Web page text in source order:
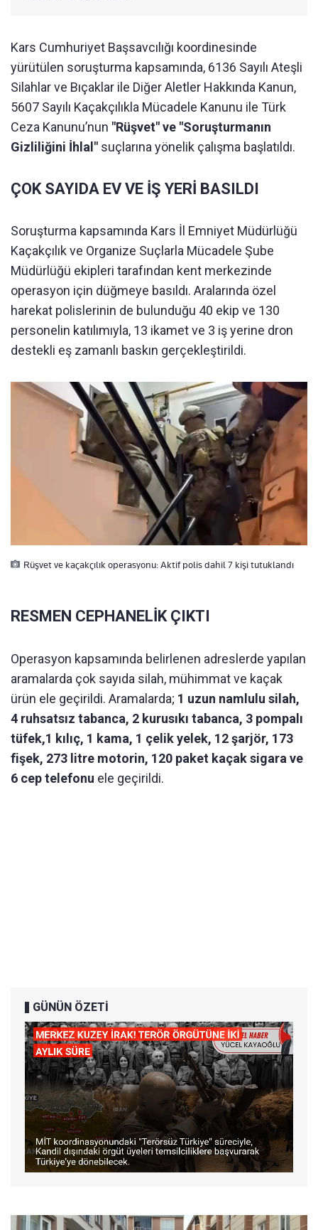
Kars Cumhuriyet Başsavcılığı koordinesinde
yürütülen soruşturma kapsamında, 6136 Sayılı Ateşli
Silahlar ve Bıçaklar ile Diğer Aletler Hakkında Kanun,
5607 Sayılı Kaçakçılıkla Mücadele Kanunu ile Türk
Ceza Kanunu’nun "Rüşvet" ve "Soruşturmanın
Gizliliğini İhlal" suçlarına yönelik çalışma başlatıldı.
ÇOK SAYIDA EV VE İŞ YERİ BASILDI
Soruşturma kapsamında Kars İl Emniyet Müdürlüğü
Kaçakçılık ve Organize Suçlarla Mücadele Şube
Müdürlüğü ekipleri tarafından kent merkezinde
operasyon için düğmeye basıldı. Aralarında özel
harekat polislerinin de bulunduğu 40 ekip ve 130
personelin katılımıyla, 13 ikamet ve 3 iş yerine dron
destekli eş zamanlı baskın gerçekleştirildi.
Rüşvet ve kaçakçılık operasyonu: Aktif polis dahil 7 kişi tutuklandı
RESMEN CEPHANELİK ÇIKTI
Operasyon kapsamında belirlenen adreslerde yapılan
aramalarda çok sayıda silah, mühimmat ve kaçak
ürün ele geçirildi. Aramalarda; 1 uzun namlulu silah,
4 ruhsatsız tabanca, 2 kurusıkı tabanca, 3 pompalı
tüfek,1 kılıç, 1 kama, 1 çelik yelek, 12 şarjör, 173
fişek, 273 litre motorin, 120 paket kaçak sigara ve
6 cep telefonu ele geçirildi.
GÜNÜN ÖZETİ